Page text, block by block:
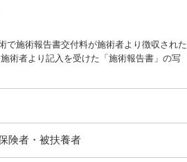
で施術報告書交付料が施術者より徴収された
術者より記入を受けた「施術報告書」の写
険者・被扶養者